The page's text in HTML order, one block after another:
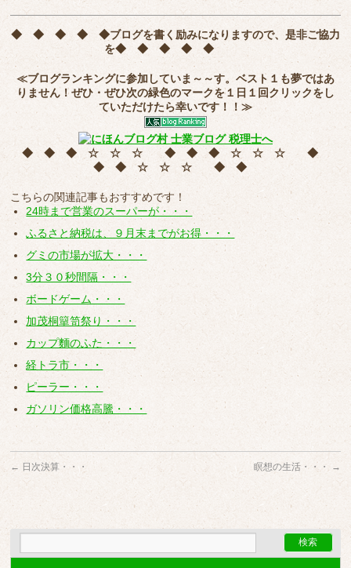
◆ ◆ ◆ ◆ ◆ブログを書く励みになりますので、是非ご協力
を◆ ◆ ◆ ◆ ◆
≪ブログランキングに参加していま～～す。ベスト１も夢ではあ
りません！ぜひ・ぜひ次の緑色のマークを１日１回クリックをし
ていただけたら幸いです！！≫
◆ ◆ ◆ ☆ ☆ ☆ ◆ ◆ ◆ ☆ ☆ ☆ ◆
◆ ◆ ☆ ☆ ☆ ◆ ◆
こちらの関連記事もおすすめです！
24時まで営業のスーパーが・・・
ふるさと納税は、９月末までがお得・・・
グミの市場が拡大・・・
3分３０秒間隔・・・
ボードゲーム・・・
加茂桐簞笥祭り・・・
カップ麵のふた・・・
経トラ市・・・
ピーラー・・・
ガソリン価格高騰・・・
← 日次決算・・・ 瞑想の生活・・・ →